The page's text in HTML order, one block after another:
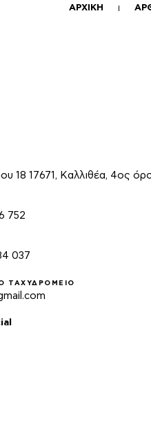
ΑΡΧΙΚΗ
18 17671, Καλλιθέα, 4ος
752
037
ΤΑΧΥΔΡΟΜΕΙΟ